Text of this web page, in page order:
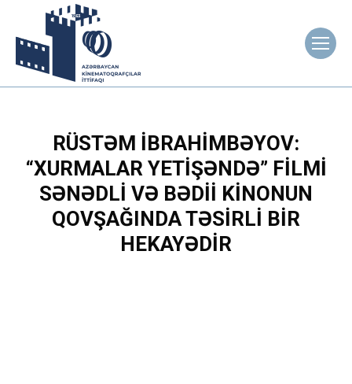
RÜSTƏM İBRAHIMBƏYOV:
“XURMALAR YETIŞƏNDƏ” FILMI
SƏNƏDLI VƏ BƏDII KINONUN
QOVŞAĞINDA TƏSIRLI BIR
HEKAYƏDIR